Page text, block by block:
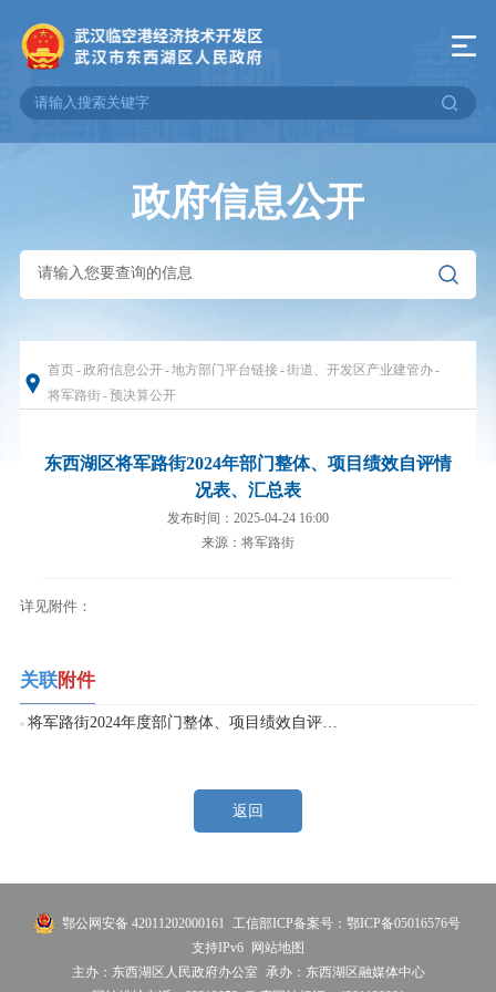
政府信息公开
首页-政府信息公开-地方部门平台链接-街道、开发区产业建管办-
将军路街-预决算公开
东西湖区将军路街2024年部门整体、项目绩效自评情
况表、汇总表
发布时间：2025-04-24 16:00
来源：将军路街
详见附件：
关联附件
将军路街2024年度部门整体、项目绩效自评情况.xlsx
返回
鄂公网安备 42011202000161
工信部ICP备案号：鄂ICP备05016576号
支持IPv6 网站地图
主办：东西湖区人民政府办公室
承办：东西湖区融媒体中心